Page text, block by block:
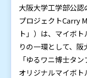
大阪大学工学部公
プロジェクトCarry
ト」）は、マイボ
りの一環として、
「ゆるワニ博士タ
オリジナルマイボ